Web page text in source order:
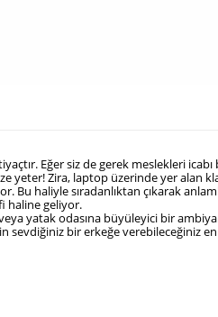
Eğer siz de gerek meslekleri icabı
yeter! Zira, laptop üzerinde yer alan
Bu haliyle sıradanlıktan çıkarak
haline geliyor.
yatak odasına büyüleyici bir
sevdiğiniz bir erkeğe verebileceğiniz